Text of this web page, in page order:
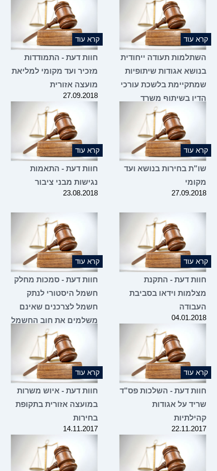
קרא עוד
השתלמות תעודה ייחודית
בנושא אגודות שיתופיות
שמתקיימת בלשכת עורכי
הדין בשיתוף משרד
הכלכלה והתעשייה
18.01.2024
קרא עוד
חוות דעת - התמודדות
מזכיר ועד מקומי למליאת
מועצה אזורית
27.09.2018
קרא עוד
שו"ת בחירות בנושא ועד
מקומי
27.09.2018
קרא עוד
חוות דעת - התאמות
נגישות מבני ציבור
23.08.2018
קרא עוד
חוות דעת - התקנת
מצלמות וידאו בסביבת
העבודה
04.01.2018
קרא עוד
חוות דעת - סמכות מחלק
חשמל היסטורי לנתק
חשמל לצרכנים שאינם
משלמים את חוב החשמל
14.12.2017
קרא עוד
חוות דעת - השלכות פס"ד
שריד על אגודות
קהילתיות
22.11.2017
קרא עוד
חוות דעת - איוש משרות
במועצה אזורית בתקופת
בחירות
14.11.2017